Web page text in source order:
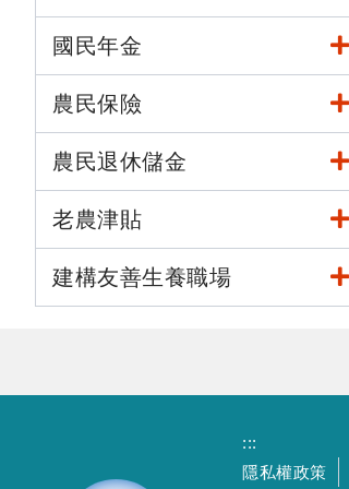
國民年金
農民保險
農民退休儲金
老農津貼
建構友善生養職場
:::
隱私權政策